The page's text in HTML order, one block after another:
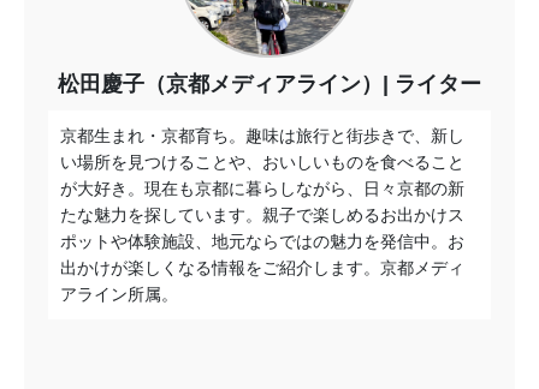
松田慶子（京都メディアライン） ライター
京都生まれ・京都育ち。趣味は旅行と街歩きで、新し
い場所を見つけることや、おいしいものを食べること
が大好き。現在も京都に暮らしながら、日々京都の新
たな魅力を探しています。親子で楽しめるお出かけス
ポットや体験施設、地元ならではの魅力を発信中。お
出かけが楽しくなる情報をご紹介します。京都メディ
アライン所属。